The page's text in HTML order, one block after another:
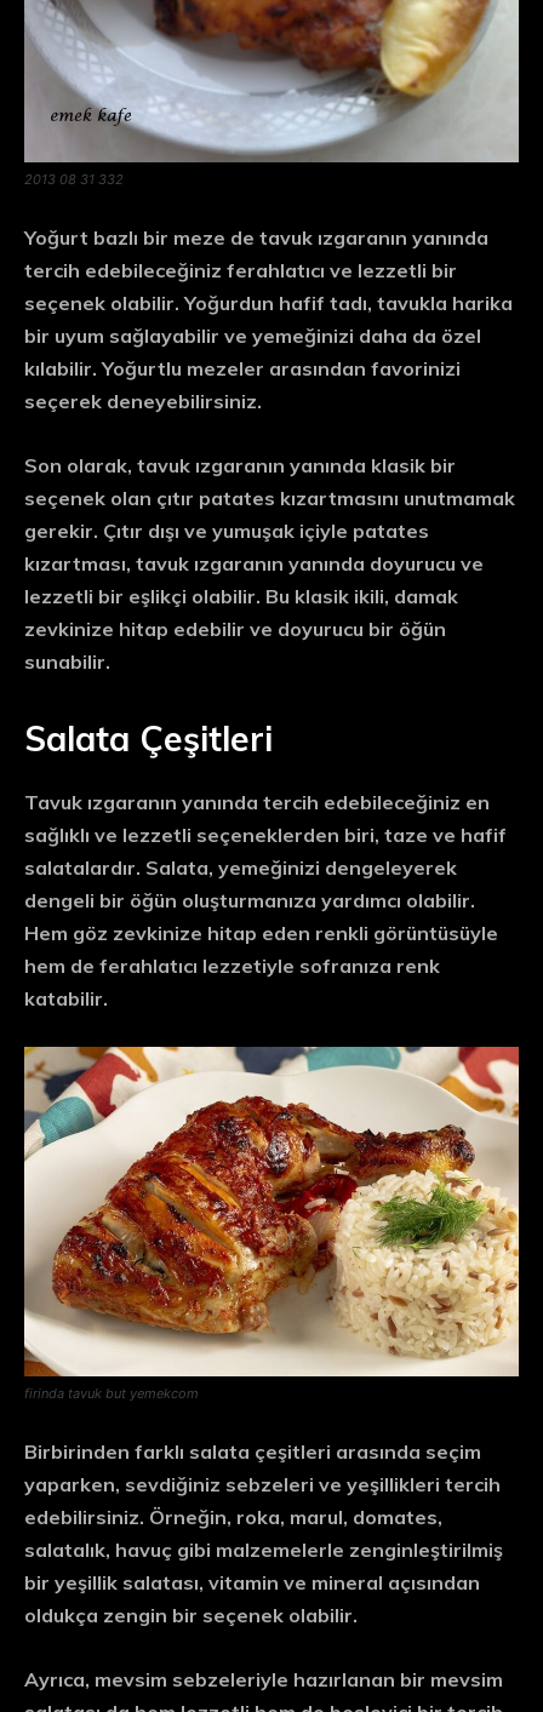
2013 08 31 332
Yoğurt bazlı bir meze de tavuk ızgaranın yanında
tercih edebileceğiniz ferahlatıcı ve lezzetli bir
seçenek olabilir. Yoğurdun hafif tadı, tavukla harika
bir uyum sağlayabilir ve yemeğinizi daha da özel
kılabilir. Yoğurtlu mezeler arasından favorinizi
seçerek deneyebilirsiniz.
Son olarak, tavuk ızgaranın yanında klasik bir
seçenek olan çıtır patates kızartmasını unutmamak
gerekir. Çıtır dışı ve yumuşak içiyle patates
kızartması, tavuk ızgaranın yanında doyurucu ve
lezzetli bir eşlikçi olabilir. Bu klasik ikili, damak
zevkinize hitap edebilir ve doyurucu bir öğün
sunabilir.
Salata Çeşitleri
Tavuk ızgaranın yanında tercih edebileceğiniz en
sağlıklı ve lezzetli seçeneklerden biri, taze ve hafif
salatalardır. Salata, yemeğinizi dengeleyerek
dengeli bir öğün oluşturmanıza yardımcı olabilir.
Hem göz zevkinize hitap eden renkli görüntüsüyle
hem de ferahlatıcı lezzetiyle sofranıza renk
katabilir.
firinda tavuk but yemekcom
Birbirinden farklı salata çeşitleri arasında seçim
yaparken, sevdiğiniz sebzeleri ve yeşillikleri tercih
edebilirsiniz. Örneğin, roka, marul, domates,
salatalık, havuç gibi malzemelerle zenginleştirilmiş
bir yeşillik salatası, vitamin ve mineral açısından
oldukça zengin bir seçenek olabilir.
Ayrıca, mevsim sebzeleriyle hazırlanan bir mevsim